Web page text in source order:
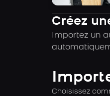
Créez
Importez un
Choisissez